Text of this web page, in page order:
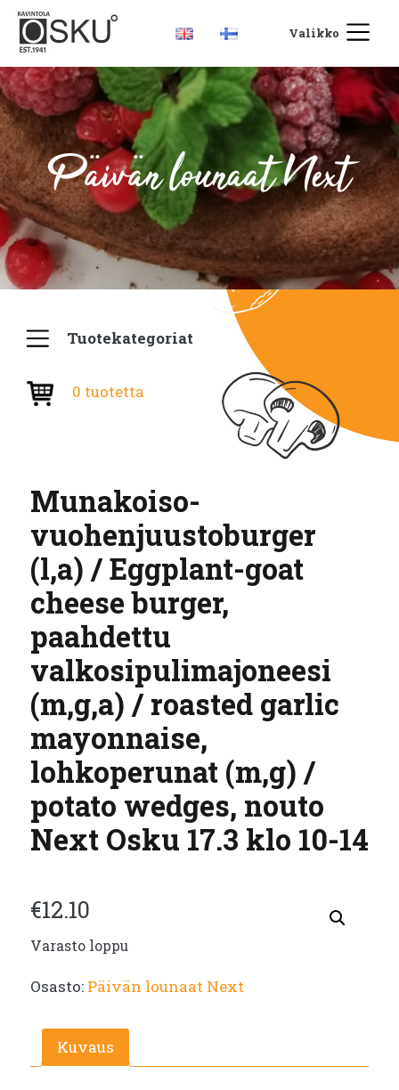
Valikko
Päivän lounaat Next
Tuotekategoriat
0 tuotetta
Munakoiso-
vuohenjuustoburger
(l,a) / Eggplant-goat
cheese burger,
paahdettu
valkosipulimajoneesi
(m,g,a) / roasted garlic
mayonnaise,
lohkoperunat (m,g) /
potato wedges, nouto
Next Osku 17.3 klo 10-14
€12.10
Varasto loppu
Osasto: Päivän lounaat Next
Kuvaus